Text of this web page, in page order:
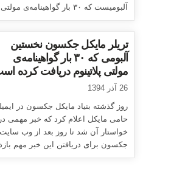
آلبومیست که ۳۰ بار گواهینامه‌ی مولتی پلاتینوم...
تریلر مایکل جکسون نخستین
آلبومی که ۳۰ بار گواهینامه‌ی
مولتی پلاتینوم دریافت کرده
26 آذر 1394
روز گذشته بنیاد مایکل جکسون در
حامی مایکل اعلام کرد که خبر مهمی
خواستار آن شد تا روز بعد از وب
جکسون برای دریافتن این خبر مهم